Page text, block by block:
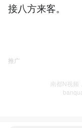
接八方来客。
推广
南都N视频